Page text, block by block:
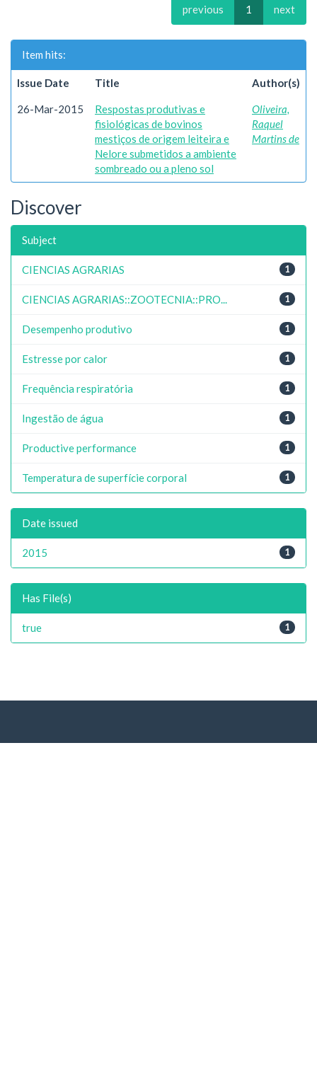
previous 1 next
Item hits:
Issue Date Title Author(s)
26-Mar-2015
Respostas produtivas e
fisiológicas de bovinos
mestiços de origem leiteira e
Nelore submetidos a ambiente
sombreado ou a pleno sol
Oliveira,
Raquel
Martins de
Discover
Subject
1
CIENCIAS AGRARIAS
1
CIENCIAS AGRARIAS::ZOOTECNIA::PRO...
1
Desempenho produtivo
1
Estresse por calor
1
Frequência respiratória
1
Ingestão de água
1
Productive performance
1
Temperatura de superfície corporal
Date issued
1
2015
Has File(s)
1
true